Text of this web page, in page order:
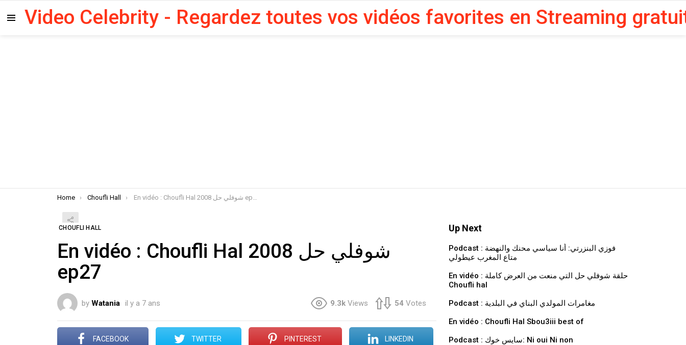
Video Celebrity - Regardez toutes vos vidéos favorites en Streaming
You are here:
Home Choufli Hall En vidéo : Choufli Hal 2008 شوفلي حل ep27
CHOUFLI HALL
En vidéo : Choufli Hal 2008 شوفلي حل
ep27
by Watania il y a 7 ans 9.3k Views 54 Votes
FACEBOOK TWITTER PINTEREST LINKEDIN
Up Next
Podcast : فوزي البنزرتي: أنا سياسي محنك والنهضة
متاع المغرب عيطولي
En vidéo : حلقة شوفلي حل التي منعت من العرض كاملة
Choufli hal
Podcast : مغامرات المولدي البناي في البلدية
En vidéo : Choufli Hal Sbou3iii best of
Podcast : سايس خوك: Ni oui Ni non